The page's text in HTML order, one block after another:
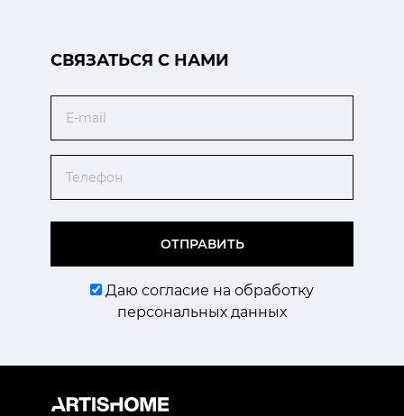
CВЯЗАТЬСЯ С НАМИ
ОТПРАВИТЬ
Даю согласие на обработку
персональных данных